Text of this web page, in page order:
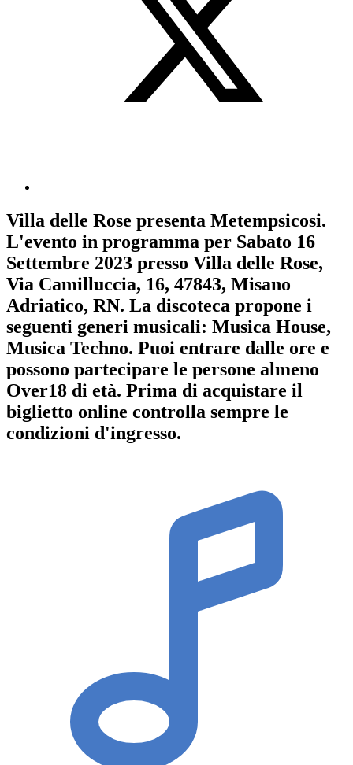
Villa delle Rose presenta Metempsicosi.
L'evento in programma per Sabato 16
Settembre 2023 presso Villa delle Rose,
Via Camilluccia, 16, 47843, Misano
Adriatico, RN. La discoteca propone i
seguenti generi musicali: Musica House,
Musica Techno. Puoi entrare dalle ore e
possono partecipare le persone almeno
Over18 di età. Prima di acquistare il
biglietto online controlla sempre le
condizioni d'ingresso.